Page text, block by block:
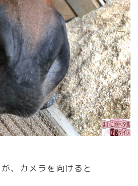
、カメラを向けると